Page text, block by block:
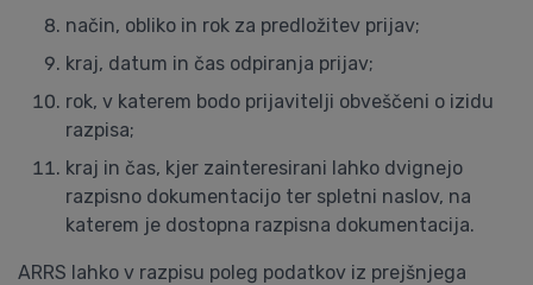
način, obliko in rok za predložitev prijav;
kraj, datum in čas odpiranja prijav;
rok, v katerem bodo prijavitelji obveščeni o izidu
razpisa;
kraj in čas, kjer zainteresirani lahko dvignejo
razpisno dokumentacijo ter spletni naslov, na
katerem je dostopna razpisna dokumentacija.
ARRS lahko v razpisu poleg podatkov iz prejšnjega